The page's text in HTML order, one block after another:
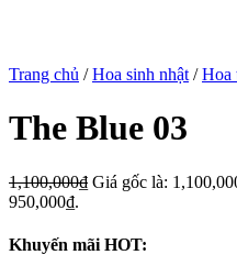
Trang chủ / Hoa sinh nhật / Hoa
The Blue 03
1,100,000₫ Giá gốc là:
950,000₫.
Khuyến mãi HOT: